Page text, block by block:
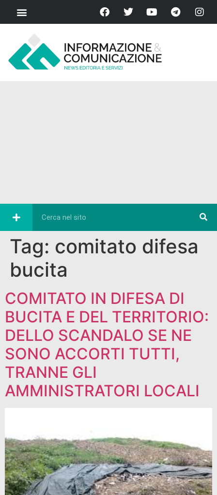
Tag: comitato difesa
bucita
COMITATO IN DIFESA DI
BUCITA E DEL TERRITORIO:
DELLO SCANDALO SE NE
SONO ACCORTI TUTTI,
TRANNE GLI
AMMINISTRATORI LOCALI